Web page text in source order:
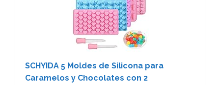
SCHYIDA 5 Moldes de Silicona para
Caramelos y Chocolates con 2